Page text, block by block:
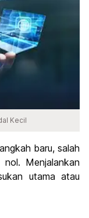
Kecil
baru, salah
Menjalankan
utama atau